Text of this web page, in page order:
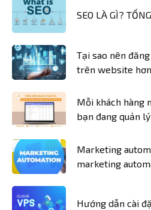
SEO LÀ GÌ?
Tại sao nên
trên website
Mỗi khách hàng
bạn đang quản
Marketing
marketing
Hướng dẫn cài